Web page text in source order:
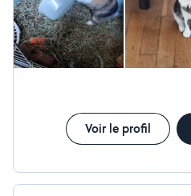
Voir le profil